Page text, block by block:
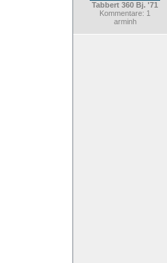
Tabbert 360 Bj. '71
Kommentare: 1
arminh